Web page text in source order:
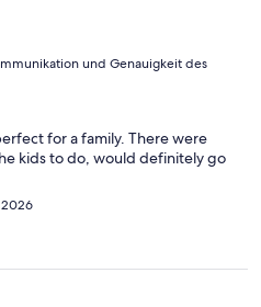
und Genauigkeit des
for a family. There were
kids to do, would definitely go